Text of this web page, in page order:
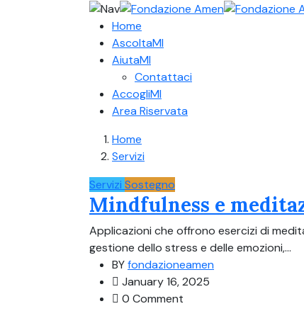
Home
AscoltaMI
AiutaMI
Contattaci
AccogliMI
Area Riservata
Home
Servizi
Servizi Sostegno
Mindfulness e
Applicazioni che offrono esercizi di
gestione dello stress e delle emozioni,...
BYfondazioneamen
January 16, 2025
0 Comment